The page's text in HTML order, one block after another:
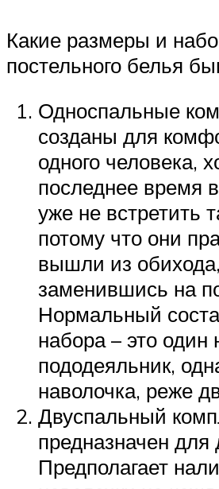
Какие размеры и
постельного белья
Односпальные
созданы для
одного человека,
последнее время
уже не встретить
потому что они
вышли из обихода,
заменившись на
Нормальный
набора – это
пододеяльник,
наволочка, реже
Двуспальный
предназначен для
Предполагает